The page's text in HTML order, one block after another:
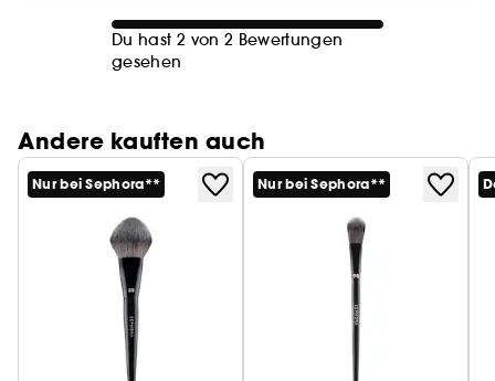
Du hast 2 von 2 Bewertungen
gesehen
Andere kauften auch
Nur bei Sephora** Nur bei Sephora**